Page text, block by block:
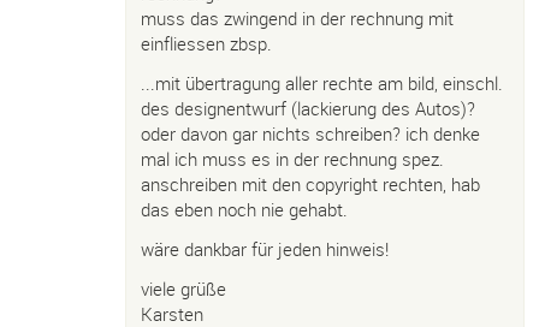
muss das zwingend in der rechnung mit
einfliessen zbsp.
...mit übertragung aller rechte am bild, einschl.
des designentwurf (lackierung des Autos)?
oder davon gar nichts schreiben? ich denke
mal ich muss es in der rechnung spez.
anschreiben mit den copyright rechten, hab
das eben noch nie gehabt.
wäre dankbar für jeden hinweis!
viele grüße
Karsten